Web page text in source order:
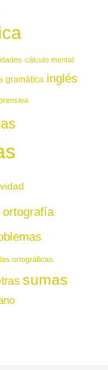
cálculo mental
gramática inglés
ortografía
ortográficas
sumas